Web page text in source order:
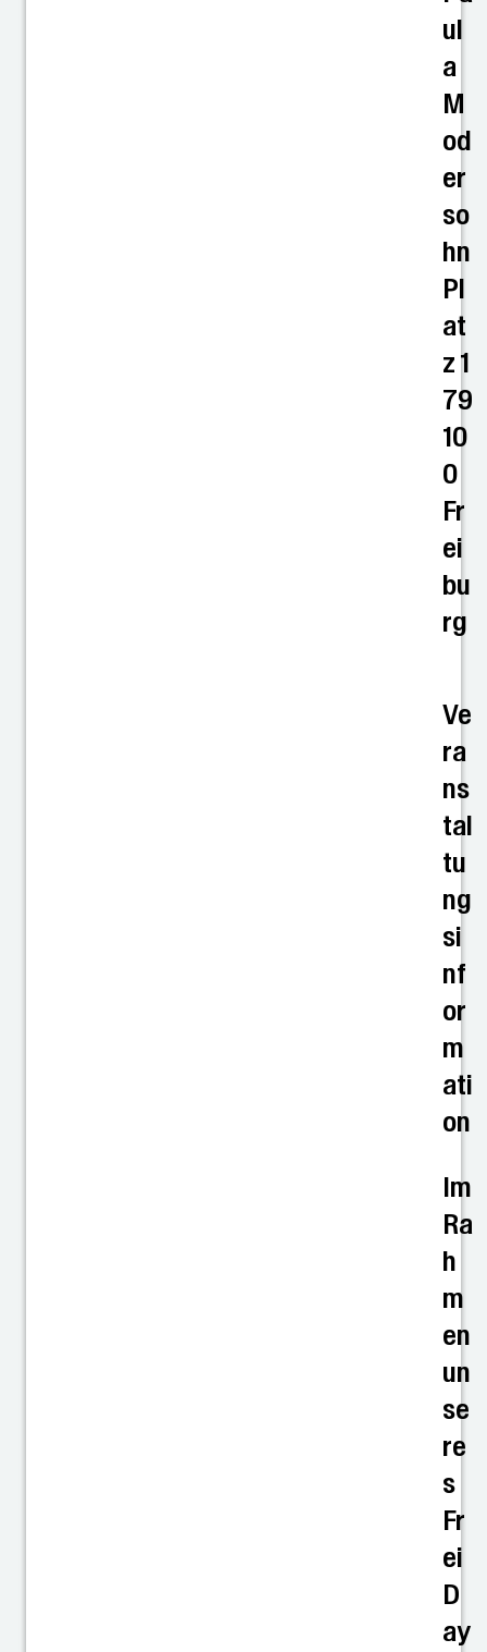
ul
a
M
od
er
so
hn
Pl
at
z 1
79
10
0
Fr
ei
bu
rg
Ve
ra
ns
tal
tu
ng
si
nf
or
m
ati
on
Im
Ra
h
m
en
un
se
re
s
Fr
ei
D
ay